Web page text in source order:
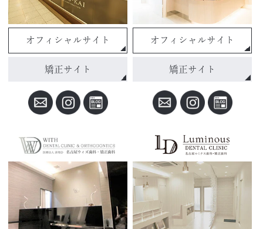
オフィシャルサイト
矯正サイト
オフィシャルサイト
矯正サイト